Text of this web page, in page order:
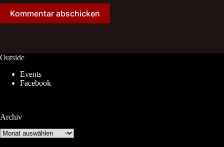
Kommentar abschicken
Outside
Events
Facebook
Archiv
Archiv